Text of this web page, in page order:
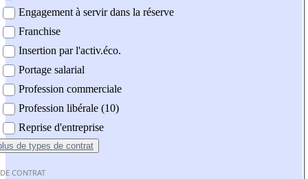
Engagement à servir dans la réserve
Franchise
Insertion par l'activ.éco.
Portage salarial
Profession commerciale
Profession libérale (10)
Reprise d'entreprise
de types de contrat
CONTRAT